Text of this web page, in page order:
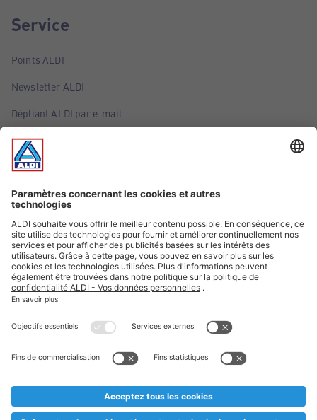
Service
Points ALDI
Newsletter ALDI
Dépliant ALDI par e-mail
Offres
Infos essentielles
Suivez ALDI Belgique
Textes marqués d'un astérisque et mentions légales
* Nous vendons ces articles temporairement et jusqu'à
au cas où, malgré le planning bien étudié, nous serions
prématurément en rupture de stock. Prix Recupel et TVA incl.
** Sur ce site, l’utilisation de la forme masculine a été adoptée